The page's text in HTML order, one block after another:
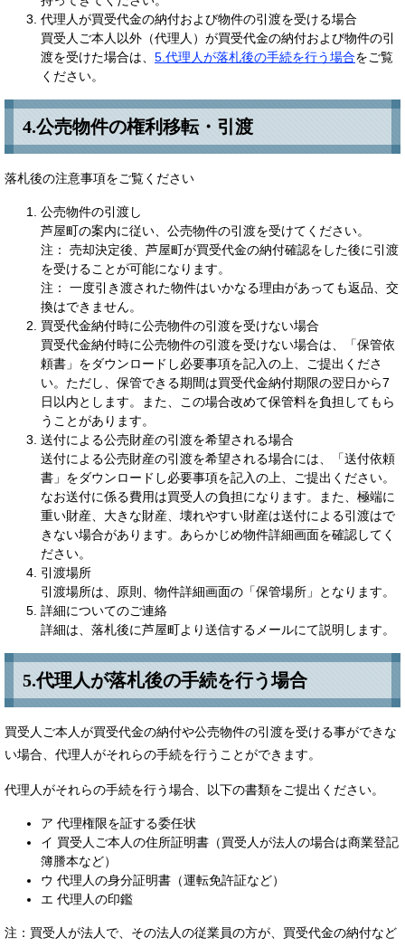
代理人が買受代金の納付および物件の引渡を受ける場合
買受人ご本人以外（代理人）が買受代金の納付および物件の引
渡を受けた場合は、 5.代理人が落札後の手続を行う場合をご覧
ください。
4.公売物件の権利移転・引渡
落札後の注意事項をご覧ください
公売物件の引渡し
芦屋町の案内に従い、公売物件の引渡を受けてください。
注： 売却決定後、芦屋町が買受代金の納付確認をした後に引渡
を受けることが可能になります。
注： 一度引き渡された物件はいかなる理由があっても返品、交
換はできません。
買受代金納付時に公売物件の引渡を受けない場合
買受代金納付時に公売物件の引渡を受けない場合は、「保管依
頼書」をダウンロードし必要事項を記入の上、ご提出くださ
い。ただし、保管できる期間は買受代金納付期限の翌日から7
日以内とします。また、この場合改めて保管料を負担してもら
うことがあります。
送付による公売財産の引渡を希望される場合
送付による公売財産の引渡を希望される場合には、「送付依頼
書」をダウンロードし必要事項を記入の上、ご提出ください。
なお送付に係る費用は買受人の負担になります。また、極端に
重い財産、大きな財産、壊れやすい財産は送付による引渡はで
きない場合があります。あらかじめ物件詳細画面を確認してく
ださい。
引渡場所
引渡場所は、原則、物件詳細画面の「保管場所」となります。
詳細についてのご連絡
詳細は、落札後に芦屋町より送信するメールにて説明します。
5.代理人が落札後の手続を行う場合
買受人ご本人が買受代金の納付や公売物件の引渡を受ける事ができな
い場合、代理人がそれらの手続を行うことができます。
代理人がそれらの手続を行う場合、以下の書類をご提出ください。
ア 代理権限を証する委任状
イ 買受人ご本人の住所証明書（買受人が法人の場合は商業登記
簿謄本など）
ウ 代理人の身分証明書（運転免許証など）
エ 代理人の印鑑
注：買受人が法人で、その法人の従業員の方が、買受代金の納付など